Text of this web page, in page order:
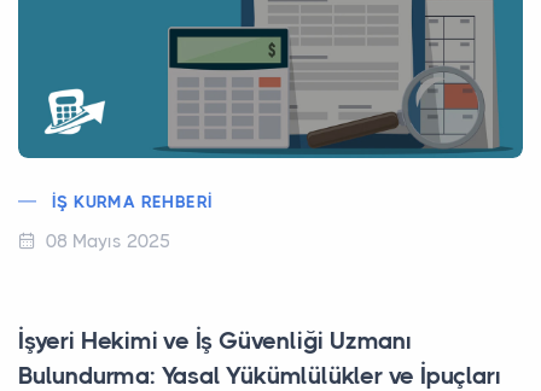
İŞ KURMA REHBERI
08 Mayıs 2025
İşyeri Hekimi ve İş Güvenliği Uzmanı
Bulundurma: Yasal Yükümlülükler ve İpuçları